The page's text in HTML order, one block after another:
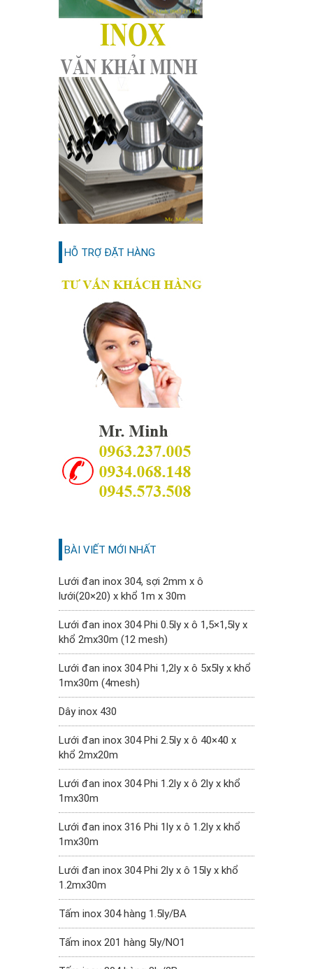
HỖ TRỢ ĐẶT HÀNG
BÀI VIẾT MỚI NHẤT
Lưới đan inox 304, sợi 2mm x ô
lưới(20×20) x khổ 1m x 30m
Lưới đan inox 304 Phi 0.5ly x ô 1,5×1,5ly x
khổ 2mx30m (12 mesh)
Lưới đan inox 304 Phi 1,2ly x ô 5x5ly x khổ
1mx30m (4mesh)
Dây inox 430
Lưới đan inox 304 Phi 2.5ly x ô 40×40 x
khổ 2mx20m
Lưới đan inox 304 Phi 1.2ly x ô 2ly x khổ
1mx30m
Lưới đan inox 316 Phi 1ly x ô 1.2ly x khổ
1mx30m
Lưới đan inox 304 Phi 2ly x ô 15ly x khổ
1.2mx30m
Tấm inox 304 hàng 1.5ly/BA
Tấm inox 201 hàng 5ly/NO1